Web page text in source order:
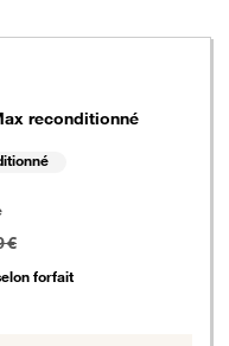
reconditionné
€
forfait